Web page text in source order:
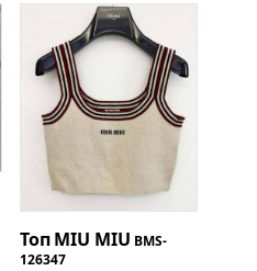
Топ MIU MIU BMS-
126347